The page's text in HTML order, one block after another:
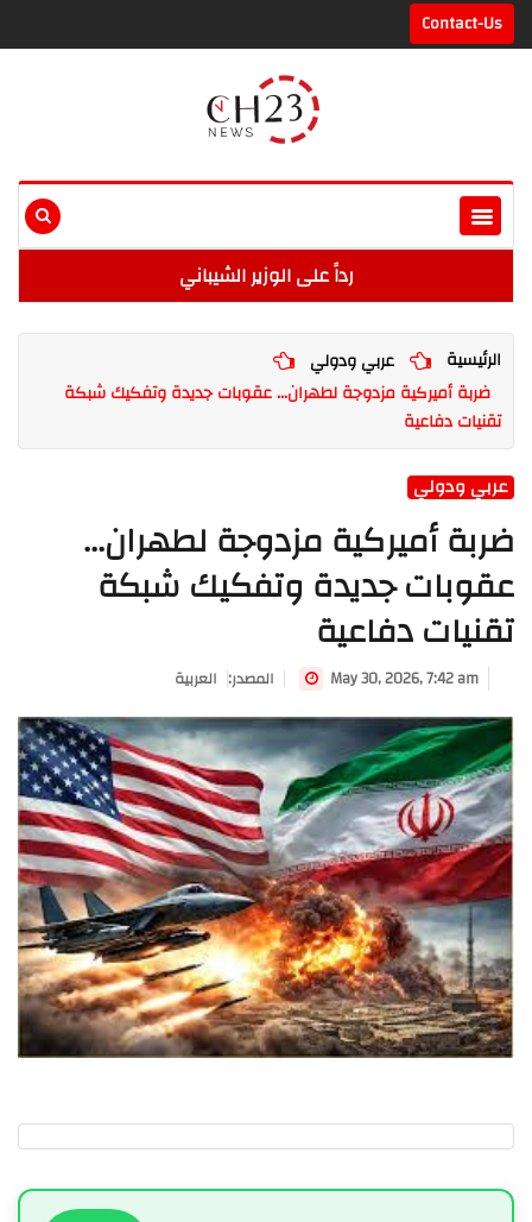
Contact-Us
رداً على الوزير الشيباني
الرئيسية
عربي ودولي
ضربة أميركية مزدوجة لطهران... عقوبات جديدة وتفكيك شبكة
تقنيات دفاعية
عربي ودولي
ضربة أميركية مزدوجة لطهران...
عقوبات جديدة وتفكيك شبكة
تقنيات دفاعية
العربية :المصدر May 30, 2026, 7:42 am